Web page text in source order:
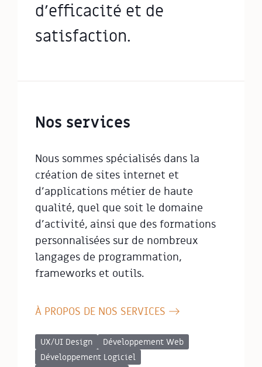
d'efficacité et de
satisfaction.
Nos services
Nous sommes spécialisés dans la
création de sites internet et
d'applications métier de haute
qualité, quel que soit le domaine
d'activité, ainsi que des formations
personnalisées sur de nombreux
langages de programmation,
frameworks et outils.
À PROPOS DE NOS SERVICES
UX/UI Design
Développement Web
Développement Logiciel